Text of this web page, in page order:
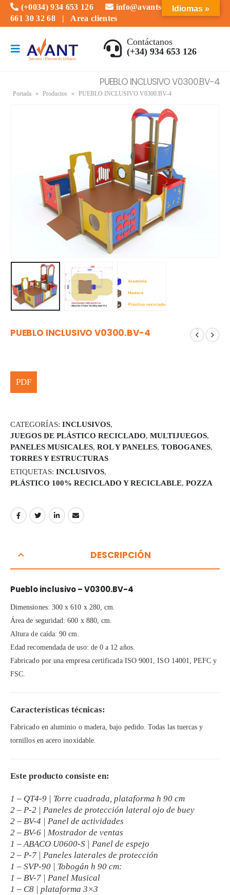
(+0034) 934 653 126
info@avantserveis.com
661 30 32 68 | Area clientes
Contáctanos
(+34) 934 653 126
PUEBLO INCLUSIVO V0300.BV-4
Portada » Productos » PUEBLO INCLUSIVO V0300.BV-4
PUEBLO INCLUSIVO V0300.BV-4
CATEGORÍAS: INCLUSIVOS,
JUEGOS DE PLÁSTICO RECICLADO, MULTIJUEGOS,
PANELES MUSICALES, ROL Y PANELES, TOBOGANES,
TORRES Y ESTRUCTURAS
ETIQUETAS: INCLUSIVOS,
PLÁSTICO 100% RECICLADO Y RECICLABLE, POZZA
DESCRIPCIÓN
Pueblo inclusivo – V0300.BV-4
Dimensiones: 300 x 610 x 280, cm.
Área de seguridad: 600 x 880, cm.
Altura de caída: 90 cm.
Edad recomendada de uso: de 0 a 12 años.
Fabricado por una empresa certificada ISO 9001, ISO 14001, PEFC y
FSC.
Características técnicas:
Fabricado en aluminio o madera, bajo pedido. Todas las tuercas y
tornillos en acero inoxidable.
Este producto consiste en:
1 – QT4-9 | Torre cuadrada, plataforma h 90 cm
2 – P-2 | Paneles de protección lateral ojo de buey
2 – BV-4 | Panel de actividades
2 – BV-6 | Mostrador de ventas
1 – ABACO U0600-S | Panel de espejo
2 – P-7 | Paneles laterales de protección
1 – SVP-90 | Tobogán h 90 cm:
1 – BV-7 | Panel Musical
1 – C8 | plataforma 3×3
Idiomas »